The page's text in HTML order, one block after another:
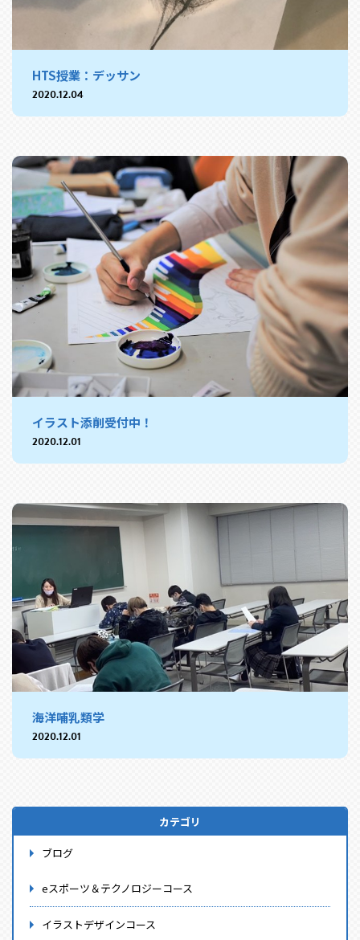
HTS授業：デッサン
2020.12.04
イラスト添削受付中！
2020.12.01
海洋哺乳類学
2020.12.01
カテゴリ
ブログ
eスポーツ＆テクノロジーコース
イラストデザインコース